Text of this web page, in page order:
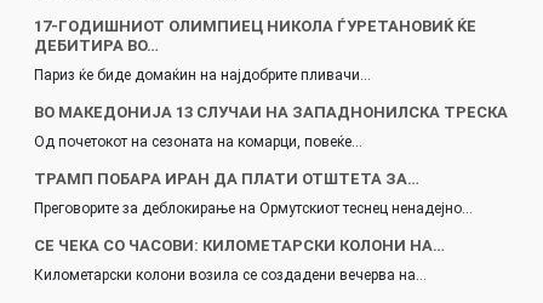
17-ГОДИШНИОТ ОЛИМПИЕЦ НИКОЛА ЃУРЕТАНОВИЌ ЌЕ
ДЕБИТИРА ВО…
Париз ќе биде домаќин на најдобрите пливачи…
ВО МАКЕДОНИЈА 13 СЛУЧАИ НА ЗАПАДНОНИЛСКА ТРЕСКА
Од почетокот на сезоната на комарци, повеќе…
ТРАМП ПОБАРА ИРАН ДА ПЛАТИ ОТШТЕТА ЗА…
Преговорите за деблокирање на Ормутскиот теснец ненадејно…
СЕ ЧЕКА СО ЧАСОВИ: КИЛОМЕТАРСКИ КОЛОНИ НА…
Километарски колони возила се создадени вечерва на…